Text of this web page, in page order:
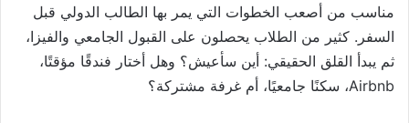
مناسب من أصعب الخطوات التي يمر بها الطالب الدولي قبل
السفر. كثير من الطلاب يحصلون على القبول الجامعي والفيزا،
ثم يبدأ القلق الحقيقي: أين سأعيش؟ وهل أختار فندقًا مؤقتًا،
Airbnb، سكنًا جامعيًا، أم غرفة مشتركة؟